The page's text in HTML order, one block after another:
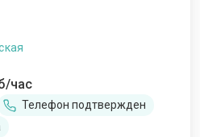
час
Телефон подтвержден